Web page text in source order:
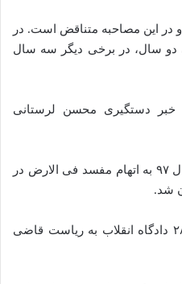
در این مصاحبه متناقض است. در
دو سال، در برخی دیگر سه سال
اولین بار خبر دستگیری محسن لرستانی
محسن لرستانی ۱۲ اسفندماه سال ۹۷ به اتهام مفسد فی الارض در
شد.
به دنبال آن پرونده وی به شعبه ۲۸ دادگاه انقلاب به ریاست قاضی